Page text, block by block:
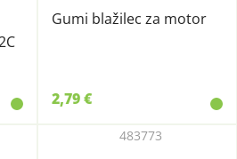
Gumi blažilec za motor
2,79 €
483773